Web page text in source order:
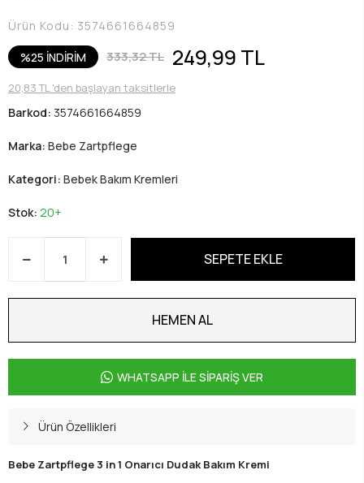
Ürün Kodu: 3574661664859
%25 İNDİRİM 333,32 TL 249,99 TL
20,83 TL 'den başlayan taksitlerle
Barkod: 3574661664859
Marka: Bebe Zartpflege
Kategori: Bebek Bakım Kremleri
Stok: 20+
SEPETE EKLE
HEMEN AL
WHATSAPP İLE SİPARİŞ VER
Ürün Özellikleri
Bebe Zartpflege 3 in 1 Onarıcı Dudak Bakım Kremi